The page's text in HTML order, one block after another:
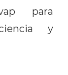
para
y